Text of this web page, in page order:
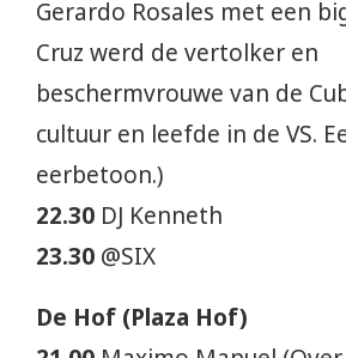
Gerardo Rosales met een
Cruz werd de vertolker en
beschermvrouwe van de
cultuur en leefde in de VS.
eerbetoon.)
22.30 DJ Kenneth
23.30 @SIX
De Hof (Plaza Hof)